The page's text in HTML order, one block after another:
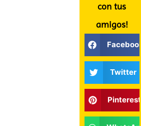
con tus
amigos!
Facebook
Twitter
Pinterest